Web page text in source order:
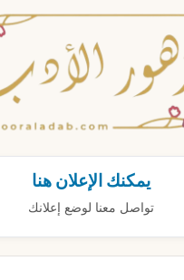
يمكنك الإعلان هنا
تواصل معنا لوضع إعلانك